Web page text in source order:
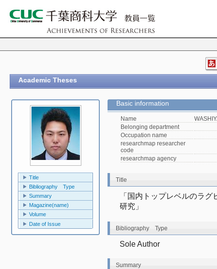
Academic Theses
Title
Bibliography Type
Summary
Magazine(name)
Volume
Date of Issue
Basic information
Name
Belonging department
Occupation name
researchmap researcher
code
researchmap agency
Title
「国内トップレベルのラ
研究」
Bibliography Type
Sole Author
Summary